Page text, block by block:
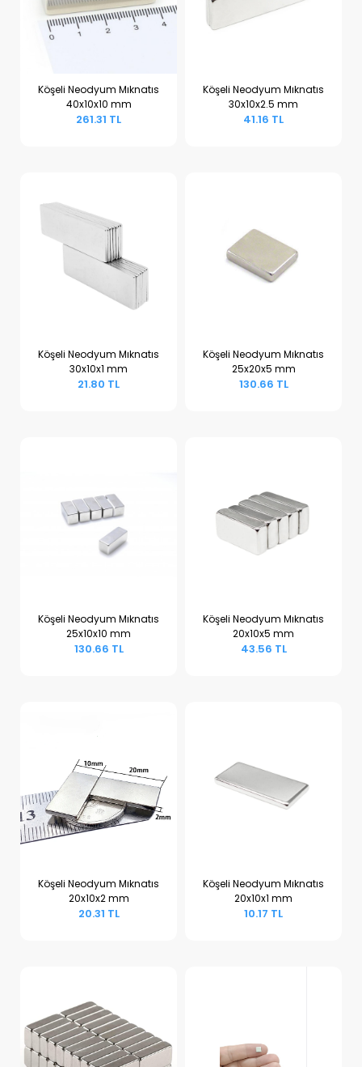
Sepete Ekle
Köşeli Neodyum Mıknatıs
40x10x10 mm
261.31 TL
Sepete Ekle
Köşeli Neodyum Mıknatıs
30x10x2.5 mm
41.16 TL
Sepete Ekle
Köşeli Neodyum Mıknatıs
30x10x1 mm
21.80 TL
Sepete Ekle
Köşeli Neodyum Mıknatıs
25x20x5 mm
130.66 TL
Sepete Ekle
Köşeli Neodyum Mıknatıs
25x10x10 mm
130.66 TL
Sepete Ekle
Köşeli Neodyum Mıknatıs
20x10x5 mm
43.56 TL
Sepete Ekle
Köşeli Neodyum Mıknatıs
20x10x2 mm
20.31 TL
Sepete Ekle
Köşeli Neodyum Mıknatıs
20x10x1 mm
10.17 TL